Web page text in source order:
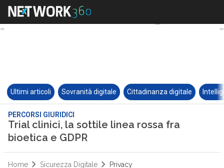
Ultimi articoli Sovranità digitale Cittadinanza digitale
PERCORSI GIURIDICI
Trial clinici, la sottile linea rossa fra
bioetica e GDPR
Home Sicurezza Digitale Privacy